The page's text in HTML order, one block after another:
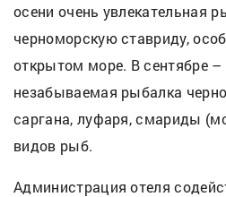
осени очень увлекательная
черноморскую ставриду,
открытом море. В сентябре –
незабываемая рыбалка
саргана, луфаря, смариды
видов рыб.
Администрация отеля